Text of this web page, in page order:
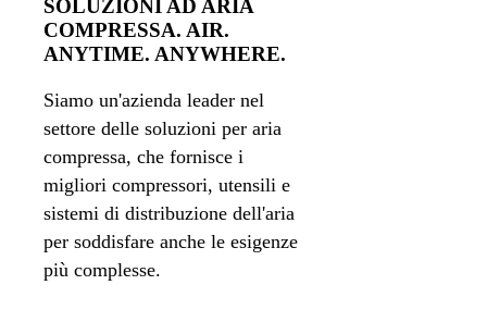
SOLUZIONI AD ARIA
COMPRESSA. AIR.
ANYTIME. ANYWHERE.
Siamo un'azienda leader nel
settore delle soluzioni per aria
compressa, che fornisce i
migliori compressori, utensili e
sistemi di distribuzione dell'aria
per soddisfare anche le esigenze
più complesse.